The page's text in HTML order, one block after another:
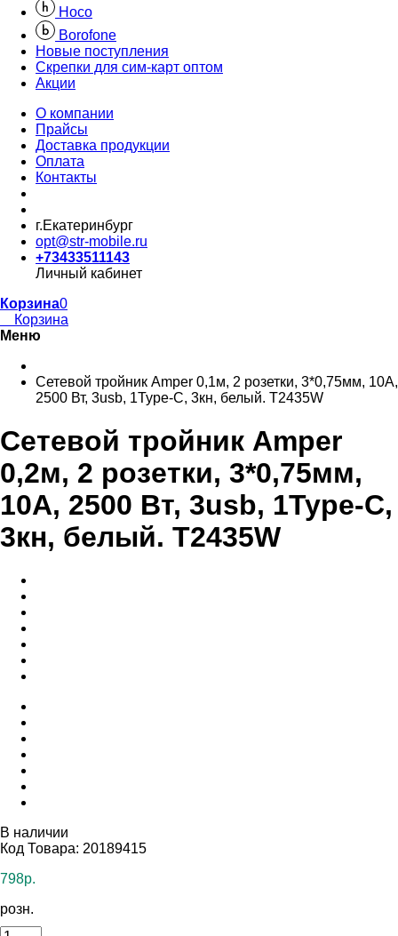
Hoco
Borofone
Новые поступления
Скрепки для сим-карт оптом
Акции
О компании
Прайсы
Доставка продукции
Оплата
Контакты
г.Екатеринбург
opt@str-mobile.ru
+73433511143
Личный кабинет
Корзина0
Корзина
Меню
Сетевой тройник Amper 0,1м, 2 розетки, 3*0,75мм, 10А,
2500 Вт, 3usb, 1Type-C, 3кн, белый. T2435W
Сетевой тройник Amper
0,2м, 2 розетки, 3*0,75мм,
10А, 2500 Вт, 3usb, 1Type-C,
3кн, белый. T2435W
В наличии
Код Товара: 20189415
798р.
розн.